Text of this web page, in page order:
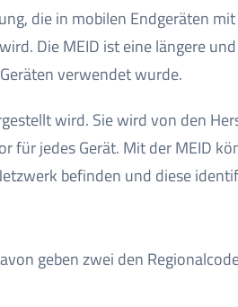
die in mobilen Endgeräten mit
Die MEID ist eine längere
verwendet wurde.
wird. Sie wird von den
für jedes Gerät. Mit der MEID
befinden und diese
geben zwei den